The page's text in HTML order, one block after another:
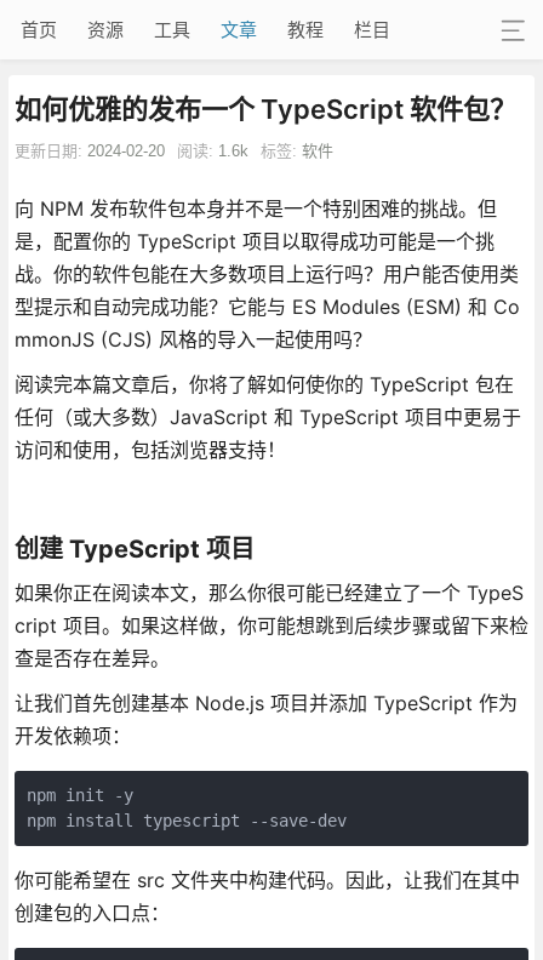
首页 资源 工具 文章 教程 栏目
如何优雅的发布一个 TypeScript 软件包？
更新日期: 2024-02-20 阅读: 1.6k 标签: 软件
向 NPM 发布软件包本身并不是一个特别困难的挑战。但
是，配置你的 TypeScript 项目以取得成功可能是一个挑
战。你的软件包能在大多数项目上运行吗？用户能否使用类
型提示和自动完成功能？它能与 ES Modules (ESM) 和 Co
mmonJS (CJS) 风格的导入一起使用吗？
阅读完本篇文章后，你将了解如何使你的 TypeScript 包在
任何（或大多数）JavaScript 和 TypeScript 项目中更易于
访问和使用，包括浏览器支持！
创建 TypeScript 项目
如果你正在阅读本文，那么你很可能已经建立了一个 TypeS
cript 项目。如果这样做，你可能想跳到后续步骤或留下来检
查是否存在差异。
让我们首先创建基本 Node.js 项目并添加 TypeScript 作为
开发依赖项：
npm init -y
npm install typescript --save-dev
你可能希望在 src 文件夹中构建代码。因此，让我们在其中
创建包的入口点：